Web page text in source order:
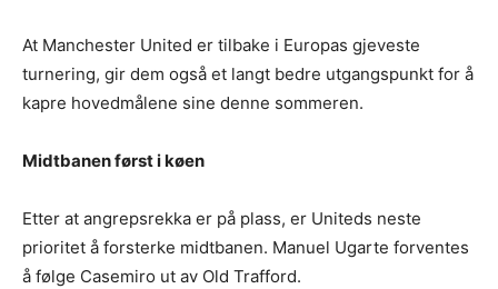
At Manchester United er tilbake i Europas gjeveste
turnering, gir dem også et langt bedre utgangspunkt for å
kapre hovedmålene sine denne sommeren.
Midtbanen først i køen
Etter at angrepsrekka er på plass, er Uniteds neste
prioritet å forsterke midtbanen. Manuel Ugarte forventes
å følge Casemiro ut av Old Trafford.